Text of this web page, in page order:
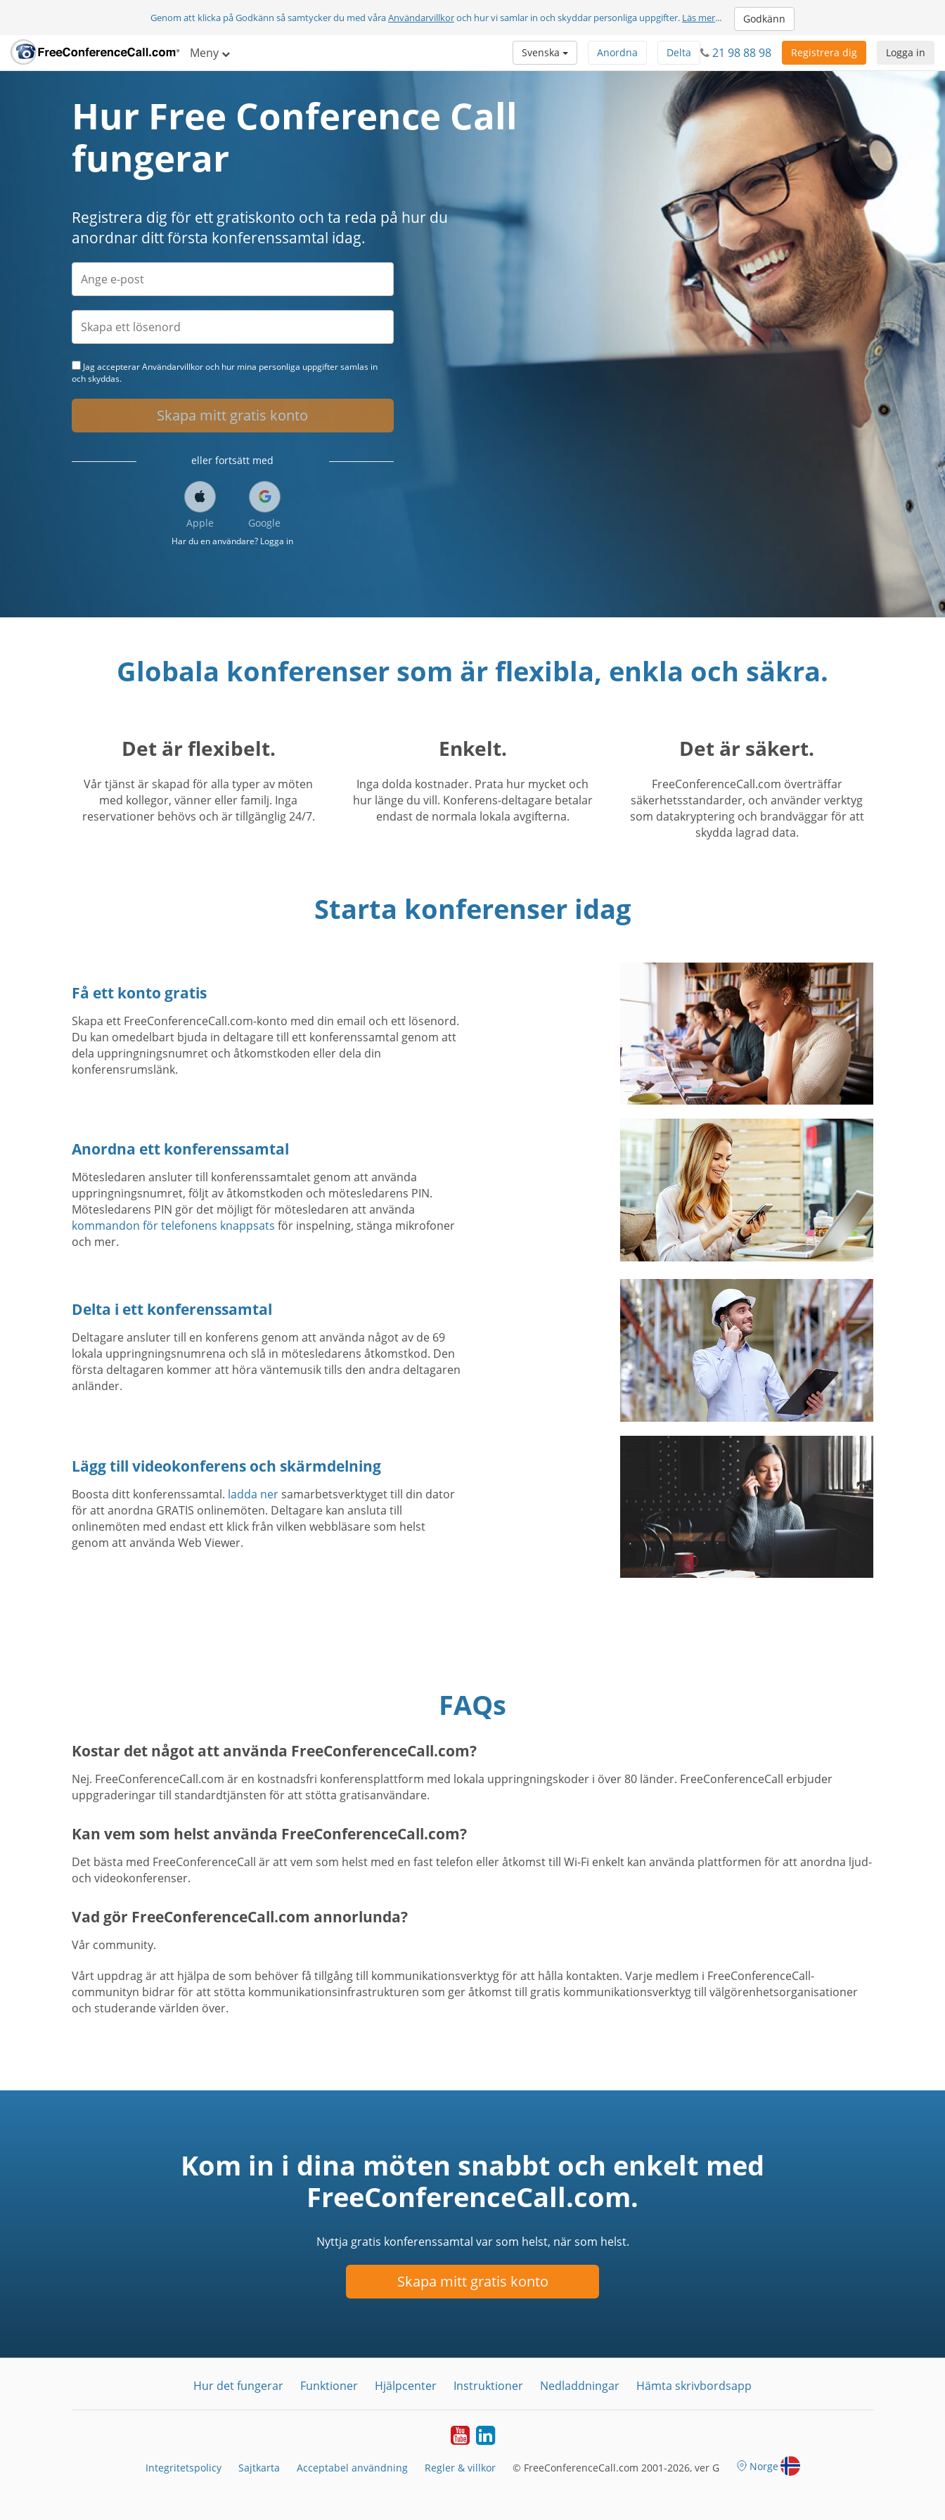
Genom att klicka på Godkänn så samtycker du med våraAnvändarvillkoroch hur vi samlar in och skyddar personliga uppgifter. Läs mer... Godkänn
Meny Logga in
Registrera dig
21 98 88 98
Delta
Anordna
Svenska
Hur Free Conference Call
fungerar
Registrera dig för ett gratiskonto och ta reda på hur du
anordnar ditt första konferenssamtal idag.
Jag accepterarAnvändarvillkoroch hur mina personliga uppgifter samlas in
och skyddas.
Skapa mitt gratis konto
eller fortsätt med
Apple Google
Har du en användare? Logga in
Globala konferenser som är flexibla, enkla och säkra.
Det är flexibelt.
Vår tjänst är skapad för alla typer av möten
med kollegor, vänner eller familj. Inga
reservationer behövs och är tillgänglig 24/7.
Enkelt.
Inga dolda kostnader. Prata hur mycket och
hur länge du vill. Konferens-deltagare betalar
endast de normala lokala avgifterna.
Det är säkert.
FreeConferenceCall.com överträffar
säkerhetsstandarder, och använder verktyg
som datakryptering och brandväggar för att
skydda lagrad data.
Starta konferenser idag
Få ett konto gratis
Skapa ett FreeConferenceCall.com-konto med din email och ett lösenord.
Du kan omedelbart bjuda in deltagare till ett konferenssamtal genom att
dela uppringningsnumret och åtkomstkoden eller dela din
konferensrumslänk.
Anordna ett konferenssamtal
Mötesledaren ansluter till konferenssamtalet genom att använda
uppringningsnumret, följt av åtkomstkoden och mötesledarens PIN.
Mötesledarens PIN gör det möjligt för mötesledaren att använda
kommandon för telefonens knappsats för inspelning, stänga mikrofoner
och mer.
Delta i ett konferenssamtal
Deltagare ansluter till en konferens genom att använda något av de 69
lokala uppringningsnumrena och slå in mötesledarens åtkomstkod. Den
första deltagaren kommer att höra väntemusik tills den andra deltagaren
anländer.
Lägg till videokonferens och skärmdelning
Boosta ditt konferenssamtal. ladda nersamarbetsverktyget till din dator
för att anordna GRATIS onlinemöten. Deltagare kan ansluta till
onlinemöten med endast ett klick från vilken webbläsare som helst
genom att använda Web Viewer.
FAQs
Kostar det något att använda FreeConferenceCall.com?
Nej. FreeConferenceCall.com är en kostnadsfri konferensplattform med lokala uppringningskoder i över 80 länder. FreeConferenceCall erbjuder
uppgraderingar till standardtjänsten för att stötta gratisanvändare.
Kan vem som helst använda FreeConferenceCall.com?
Det bästa med FreeConferenceCall är att vem som helst med en fast telefon eller åtkomst till Wi-Fi enkelt kan använda plattformen för att anordna ljud-
och videokonferenser.
Vad gör FreeConferenceCall.com annorlunda?
Vår community.
Vårt uppdrag är att hjälpa de som behöver få tillgång till kommunikationsverktyg för att hålla kontakten. Varje medlem i FreeConferenceCall-
communityn bidrar för att stötta kommunikationsinfrastrukturen som ger åtkomst till gratis kommunikationsverktyg till välgörenhetsorganisationer
och studerande världen över.
Kom in i dina möten snabbt och enkelt med
FreeConferenceCall.com.
Nyttja gratis konferenssamtal var som helst, när som helst.
Skapa mitt gratis konto
Hur det fungerar Funktioner Hjälpcenter Instruktioner Nedladdningar Hämta skrivbordsapp
YouTubeLinkedIn
Integritetspolicy Sajtkarta Acceptabel användning Regler & villkor © FreeConferenceCall.com 2001-2026, ver G Norge